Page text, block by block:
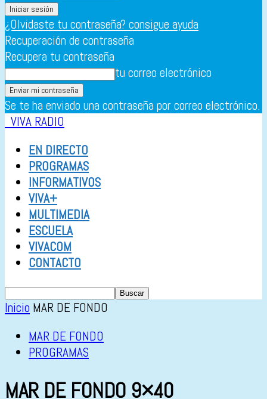
¿Olvidaste tu contraseña? consigue ayuda
Recuperación de contraseña
Recupera tu contraseña
tu correo electrónico
Se te ha enviado una contraseña por correo electrónico.
VIVA RADIO
EN DIRECTO
PROGRAMAS
INFORMATIVOS
VIVA+
MULTIMEDIA
ESCUELA
VIVACOM
CONTACTO
Inicio MAR DE FONDO
MAR DE FONDO
PROGRAMAS
MAR DE FONDO 9×40